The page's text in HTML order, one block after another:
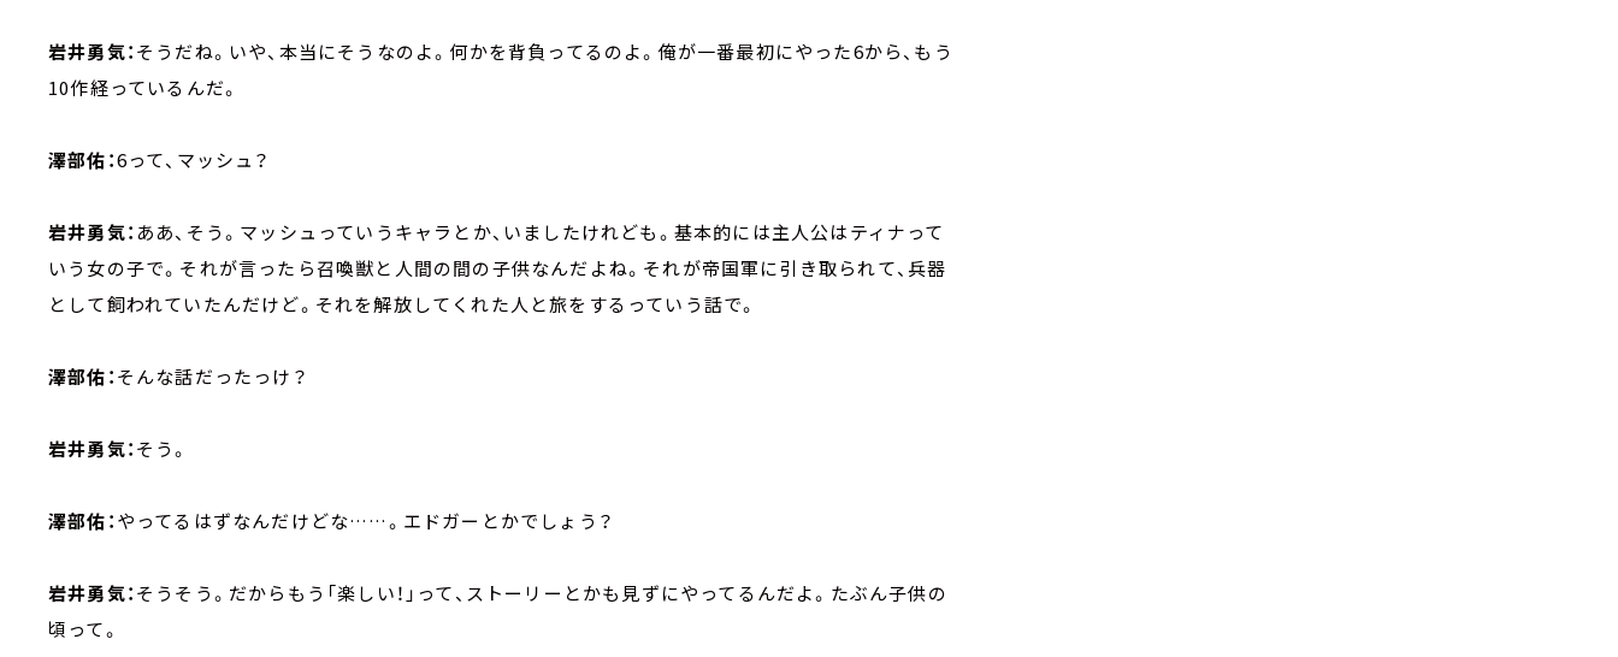
岩井勇気：そうだね。いや、本当にそうなのよ。何かを背負ってるのよ。俺が一番最初にやった6から、もう
10作経っているんだ。
澤部佑：6って、マッシュ？
岩井勇気： ああ、そう。マッシュっていうキャラとか、いましたけれども。基本的には主人公はティナって
いう女の子で。それが言ったら召喚獣と人間の間の子供なんだよね。それが帝国軍に引き取られて、兵器
として飼われていたんだけど。それを解放してくれた人と旅をするっていう話で。
澤部佑：そんな話だったっけ？
岩井勇気：そう。
澤部佑：やってるはずなんだけどな……。エドガーとかでしょう？
岩井勇気：そうそう。だからもう「楽しい！」って、ストーリーとかも見ずにやってるんだよ。たぶん子供の
頃って。